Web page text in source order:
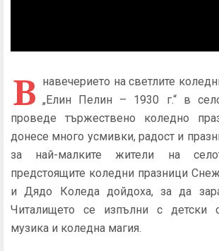
В навечерието на светлите
„Елин Пелин – 1930 г.“ в
проведе тържествено коледно
донесе много усмивки, радост и
за най-малките жители на
предстоящите коледни празници
и Дядо Коледа дойдоха, за да
Читалището се изпълни с детски
музика и коледна магия.